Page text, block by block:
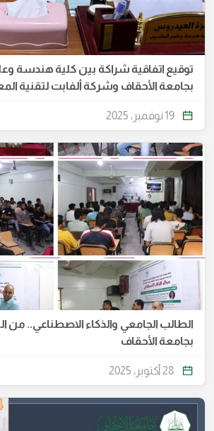
توقيع اتفاقية شراكة بين كلية هندسة
بجامعة الأحقاف وشركة ألفابت لتقنية
19 نوفمبر، 2025
الطالب الجامعي والذكاء الاصطناعي.. من
بجامعة الأحقاف
28 أكتوبر، 2025